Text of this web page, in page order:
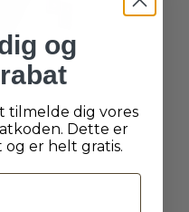
og
tilmelde dig vores
Dette er
er helt gratis.